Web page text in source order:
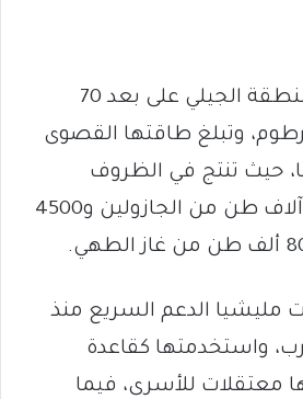
تقع المصفاة في منطقة الجيلي على بعد 70
وتبلغ طاقتها القصوى
حيث تنتج في الظروف
الطبيعية حوالي 10 آلاف طن من الجازولين و4500
مليشيا الدعم السريع منذ
واستخدمتها كقاعدة
معتقلات للأسرى، فيما